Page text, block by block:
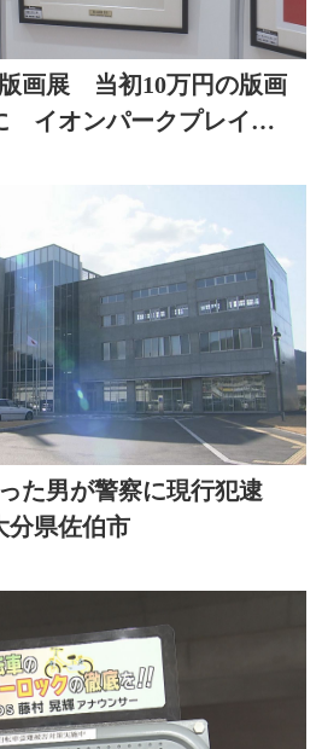
画展 当初10万円の版画
イオンパークプレイス
た男が警察に現行犯逮
県佐伯市